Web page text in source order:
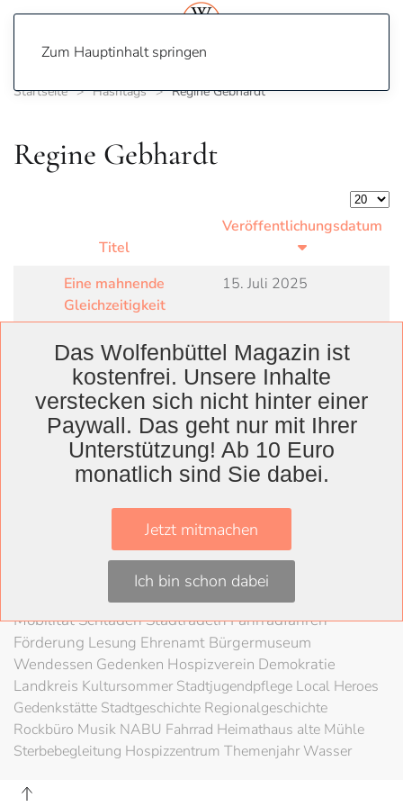
Zum Hauptinhalt springen
Startseite Hashtags Regine Gebhardt
Regine Gebhardt
Titel
Veröffentlichungsdatum
Eine mahnende
Gleichzeitigkeit
15. Juli 2025
WolfenbüttelLandkreis
WolfenbüttelLessingtheater Ausstellung
KunstvereinMuseum
Braunschweigische LandschaftHABSchloss
80 Jahre KriegsendeLiteratur
SchöppenstedtUmweltschutzLAG Rock
MobilitätSchladenStadtradelnFahrradfahren
Förderung Lesung Ehrenamt Bürgermuseum
Wendessen Gedenken Hospizverein Demokratie
Landkreis KultursommerStadtjugendpflege Local Heroes
Gedenkstätte Stadtgeschichte Regionalgeschichte
Rockbüro Musik NABU Fahrrad Heimathaus alte Mühle
Sterbebegleitung Hospizzentrum Themenjahr Wasser
Das Wolfenbüttel Magazin ist
kostenfrei. Unsere Inhalte
verstecken sich nicht hinter einer
Paywall. Das geht nur mit Ihrer
Unterstützung! Ab 10 Euro
monatlich sind Sie dabei.
Jetzt mitmachen
Ich bin schon dabei